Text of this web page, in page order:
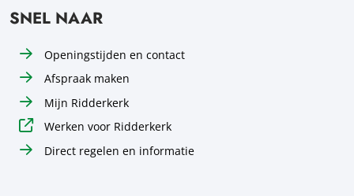
SNEL NAAR
Openingstijden en contact
Afspraak maken
Mijn Ridderkerk
Werken voor Ridderkerk
Direct regelen en informatie